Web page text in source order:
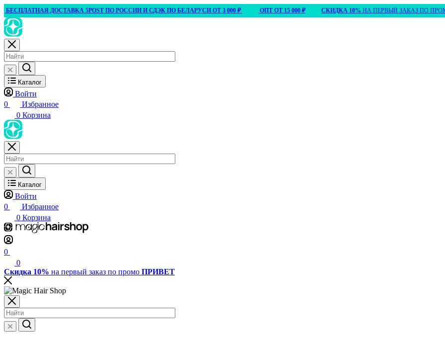
СКИДКА 10%НА ПЕРВЫЙ ЗАКАЗ ПО ПРОМО
ДОСТАВКА 5POST ПО РОССИИ И СДЭК ПО БЕЛАРУСИ ОТ 3 000 ₽ ОПТ ОТ 15 000 ₽
Каталог
Войти
0
Избранное
0 Корзина
Каталог
Войти
0
Избранное
0 Корзина
0
0
Скидка 10% на первый заказ по промо ПРИВЕТ